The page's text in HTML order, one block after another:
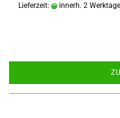
Lieferzeit:
innerh. 2